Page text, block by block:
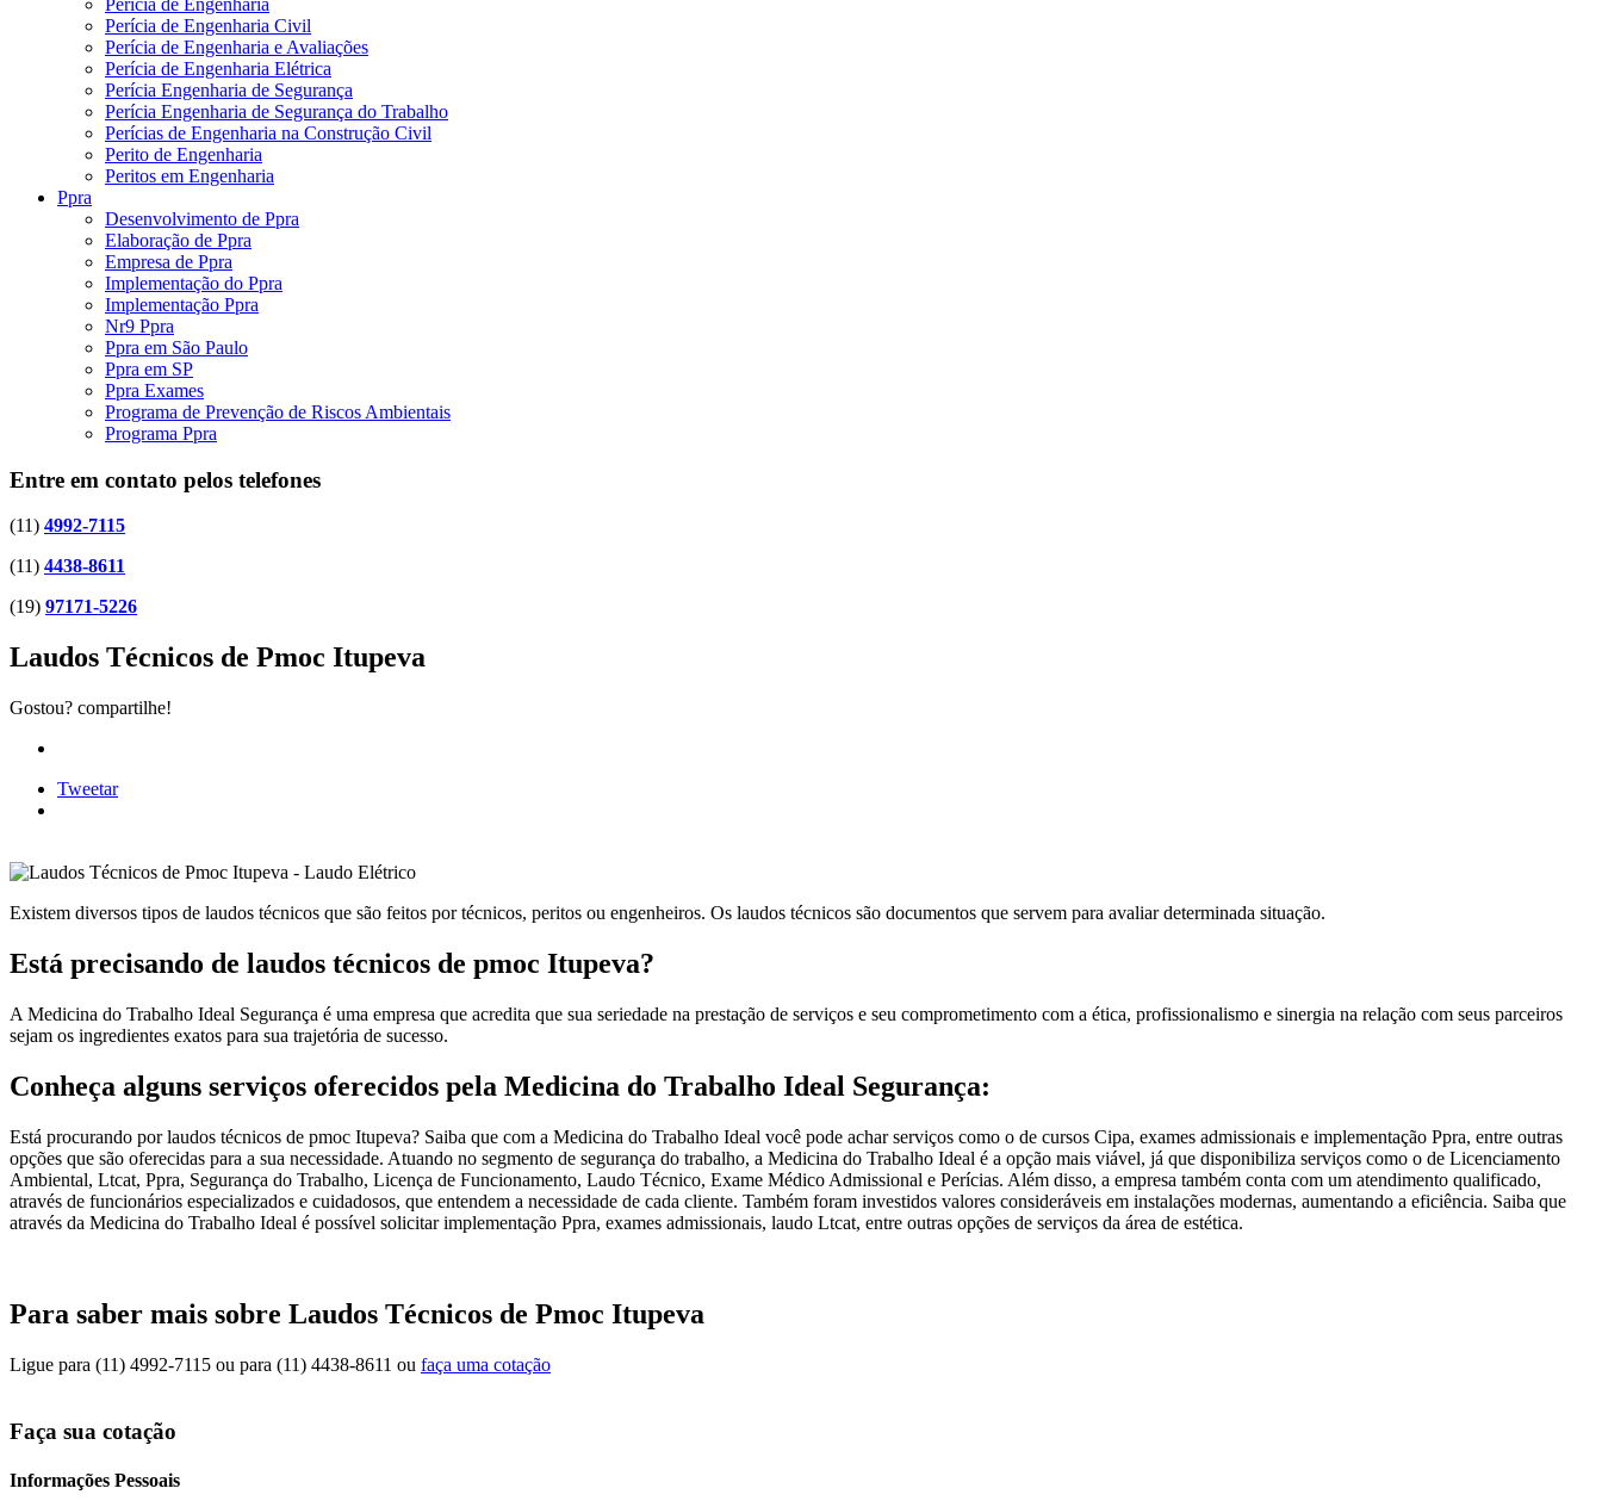
Perícia de Engenharia Civil
Perícia de Engenharia e Avaliações
Perícia de Engenharia Elétrica
Perícia Engenharia de Segurança
Perícia Engenharia de Segurança do Trabalho
Perícias de Engenharia na Construção Civil
Perito de Engenharia
Peritos em Engenharia
Ppra
Desenvolvimento de Ppra
Elaboração de Ppra
Empresa de Ppra
Implementação do Ppra
Implementação Ppra
Nr9 Ppra
Ppra em São Paulo
Ppra em SP
Ppra Exames
Programa de Prevenção de Riscos Ambientais
Programa Ppra
Entre em contato pelos telefones
(11) 4992-7115
(11) 4438-8611
(19) 97171-5226
Laudos Técnicos de Pmoc Itupeva
Gostou? compartilhe!
Tweetar
Existem diversos tipos de laudos técnicos que são feitos por técnicos, peritos ou engenheiros. Os laudos técnicos são documentos que servem para avaliar determinada situação.
Está precisando de laudos técnicos de pmoc Itupeva?
A Medicina do Trabalho Ideal Segurança é uma empresa que acredita que sua seriedade na prestação de serviços e seu comprometimento com a ética, profissionalismo e sinergia na relação com seus parceiros
sejam os ingredientes exatos para sua trajetória de sucesso.
Conheça alguns serviços oferecidos pela Medicina do Trabalho Ideal Segurança:
Está procurando por laudos técnicos de pmoc Itupeva? Saiba que com a Medicina do Trabalho Ideal você pode achar serviços como o de cursos Cipa, exames admissionais e implementação Ppra, entre outras
opções que são oferecidas para a sua necessidade. Atuando no segmento de segurança do trabalho, a Medicina do Trabalho Ideal é a opção mais viável, já que disponibiliza serviços como o de Licenciamento
Ambiental, Ltcat, Ppra, Segurança do Trabalho, Licença de Funcionamento, Laudo Técnico, Exame Médico Admissional e Perícias. Além disso, a empresa também conta com um atendimento qualificado,
através de funcionários especializados e cuidadosos, que entendem a necessidade de cada cliente. Também foram investidos valores consideráveis em instalações modernas, aumentando a eficiência. Saiba que
através da Medicina do Trabalho Ideal é possível solicitar implementação Ppra, exames admissionais, laudo Ltcat, entre outras opções de serviços da área de estética.
Para saber mais sobre Laudos Técnicos de Pmoc Itupeva
Ligue para (11) 4992-7115 ou para (11) 4438-8611 ou faça uma cotação
Faça sua cotação
Informações Pessoais